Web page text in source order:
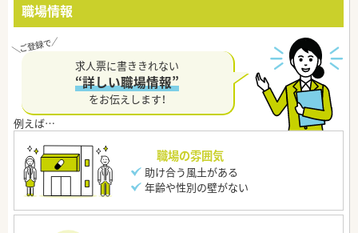
職場情報
求人票に書ききれない
“詳しい職場情報”
をお伝えします！
職場の雰囲気
助け合う風土がある
年齢や性別の壁がない